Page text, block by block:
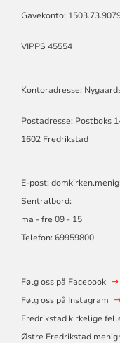
Gavekonto:
VIPPS 45554
Kontoradresse:
Postadresse: Postboks
1602 Fredrikstad
E-post:
Sentralbord:
ma - fre 09 - 15
Telefon: 69959800
Følg oss på Facebook
Følg oss på Instagram
Fredrikstad kirkelige
Østre Fredrikstad